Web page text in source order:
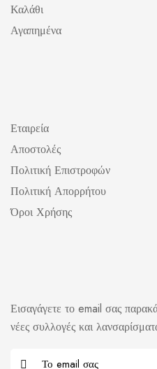
Καλάθι
Αγαπημένα
Εταιρεία
Αποστολές
Πολιτική Επιστροφών
Πολιτική Απορρήτου
Όροι Χρήσης
Εισαγάγετε το email σας
νέες συλλογές και